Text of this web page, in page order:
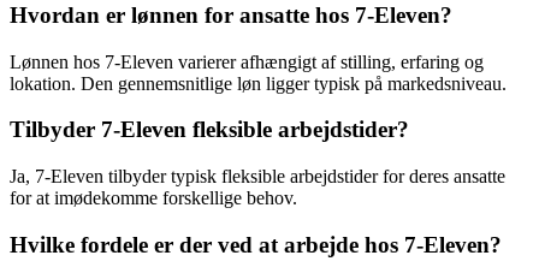
Hvordan er lønnen for ansatte hos 7-Eleven?
Lønnen hos 7-Eleven varierer afhængigt af stilling, erfaring og
lokation. Den gennemsnitlige løn ligger typisk på markedsniveau.
Tilbyder 7-Eleven fleksible arbejdstider?
Ja, 7-Eleven tilbyder typisk fleksible arbejdstider for deres ansatte
for at imødekomme forskellige behov.
Hvilke fordele er der ved at arbejde hos 7-Eleven?